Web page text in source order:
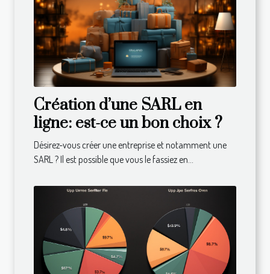
Création d’une SARL en
ligne: est-ce un bon choix ?
Désirez-vous créer une entreprise et notamment une
SARL ? Il est possible que vous le fassiez en...